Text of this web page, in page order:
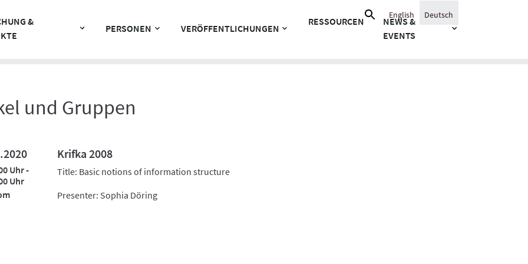
&
PERSONEN VERÖFFENTLICHUNGEN
RESSOURCEN
NEWS &
EVENTS
Suche
nach:
English Deutsch
und Gruppen
Uhr -
Uhr
Krifka 2008
Title: Basic notions of information structure
Presenter: Sophia Döring